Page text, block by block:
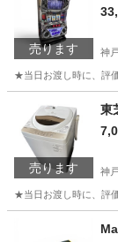
売ります 神
★当日お渡し時に、評
売ります 神
★当日お渡し時に、評